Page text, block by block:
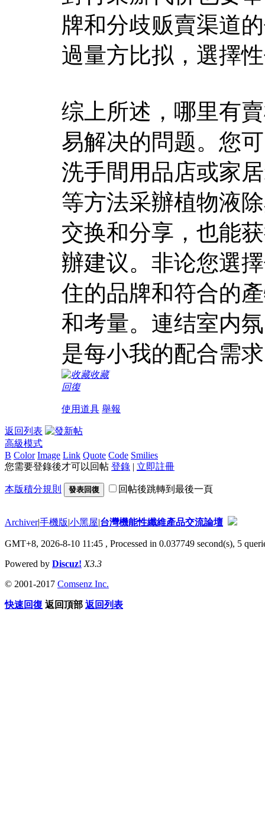
牌和分歧贩賣渠道
過量方比拟，選擇
综上所述，哪里有
易解决的問题。您
洗手間用品店或家
等方法采辦植物液
交换和分享，也能
辦建议。非论您選
住的品牌和符合的
和考量。連结室内
是每小我的配合需
收藏
回復
使用道具 舉報
返回列表
高級模式
B Color Image Link Quote Code Smilies
您需要登錄後才可以回帖 登錄 | 立即註冊
本版積分規則 發表回復 回帖後跳轉到最後一頁
Archiver|手機版|小黑屋|台灣機能性纖維產品交流論壇
GMT+8, 2026-8-10 11:45 , Processed in 0.037749 second(s), 5
Powered by Discuz! X3.3
© 2001-2017 Comsenz Inc.
快速回復 返回頂部 返回列表